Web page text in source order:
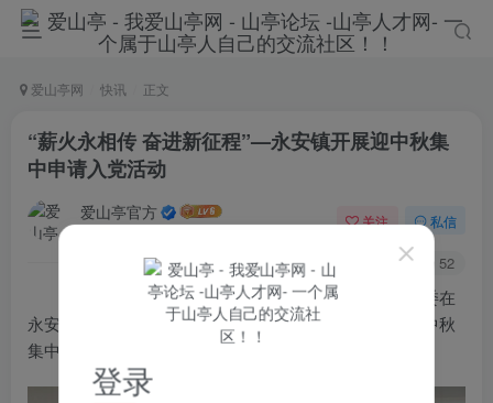
爱山亭网 快讯 正文
“薪火永相传 奋进新征程”—永安镇开展迎中秋集
中申请入党活动
爱山亭官方 关注 私信
107 52
鲁网9月11日讯9月9日枣庄市市中区永安镇党委在
永安镇党校马庄分校举办了“薪火永相传 奋进新征程”迎中秋
集中申请入党活动。
登录